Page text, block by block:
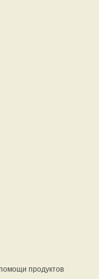
продуктов